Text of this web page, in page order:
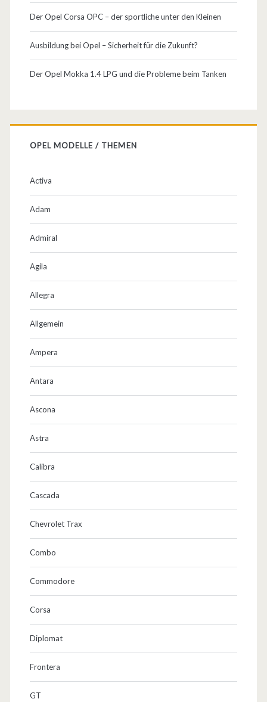
i
e
n
Der Opel Corsa OPC – der sportliche unter den Kleinen
Ausbildung bei Opel – Sicherheit für die Zukunft?
Der Opel Mokka 1.4 LPG und die Probleme beim Tanken
OPEL MODELLE / THEMEN
Activa
Adam
Admiral
Agila
Allegra
Allgemein
Ampera
Antara
Ascona
Astra
Calibra
Cascada
Chevrolet Trax
Combo
Commodore
Corsa
Diplomat
Frontera
GT